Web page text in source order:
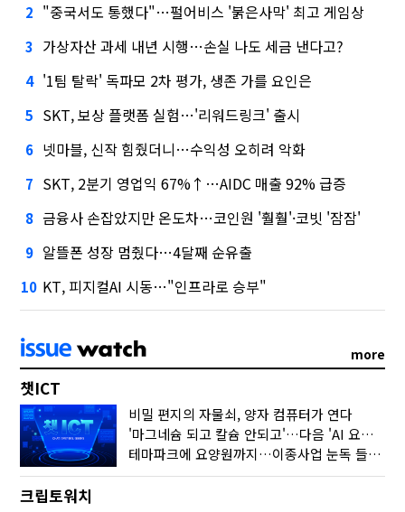
2 "중국서도 통했다"…펄어비스 '붉은사막' 최고 게임상
3 가상자산 과세 내년 시행…손실 나도 세금 낸다고?
4 '1팀 탈락' 독파모 2차 평가, 생존 가를 요인은
5 SKT, 보상 플랫폼 실험…'리워드링크' 출시
6 넷마블, 신작 힘줬더니…수익성 오히려 악화
7 SKT, 2분기 영업익 67%↑…AIDC 매출 92% 급증
8 금융사 손잡았지만 온도차…코인원 '훨훨'·코빗 '잠잠'
9 알뜰폰 성장 멈췄다…4달째 순유출
10 KT, 피지컬AI 시동…"인프라로 승부"
more
챗ICT
비밀 편지의 자물쇠, 양자 컴퓨터가 연다
'마그네슘 되고 칼슘 안되고'…다음 'AI 요약' 갈 길은
테마파크에 요양원까지…이종사업 눈독 들이는 게임사
크립토워치